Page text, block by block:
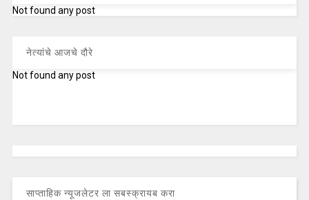
Not found any post
नेत्यांचे आजचे दौरे
Not found any post
साप्ताहिक न्यूजलेटर ला सबस्क्रायब करा